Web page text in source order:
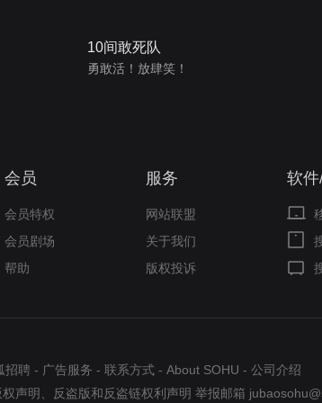
10间敢死队
勇敢活！放肆笑！
会员
会员特权
会员剧场
帮助
服务
网站联盟
关于我们
版权投诉
软
招聘 - 广告服务 - 联系方式 - About SOHU - 公司介绍
权声明 、 反盗版和反盗链权利声明 举报邮箱